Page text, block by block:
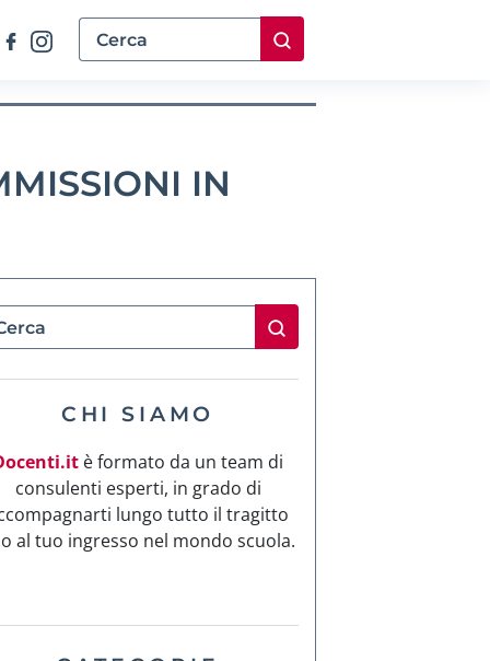
IN
CHI SIAMO
è formato da un team di
consulenti esperti, in grado di
lungo tutto il tragitto
al tuo ingresso nel mondo scuola.